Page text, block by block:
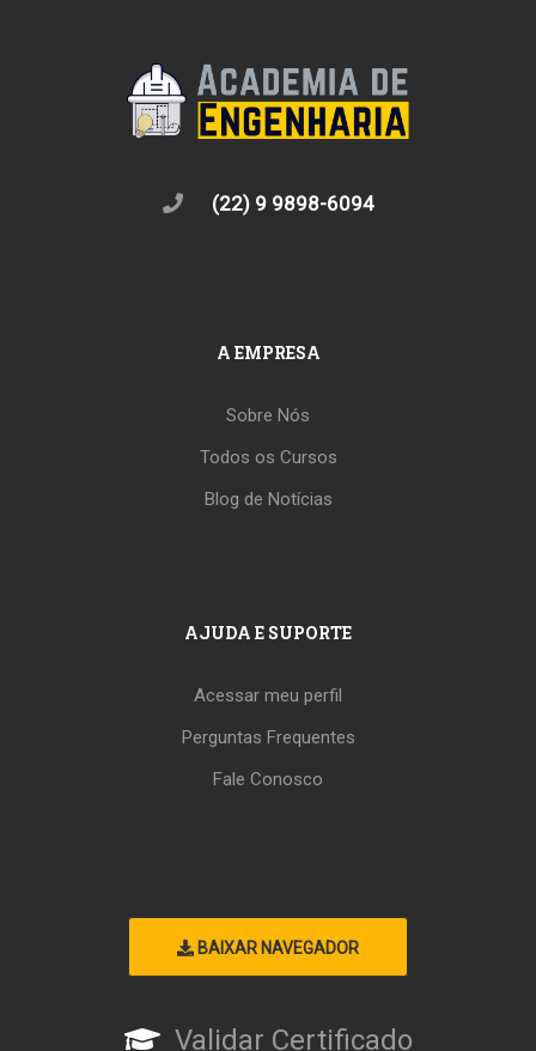
(22) 9 9898-6094
A EMPRESA
Sobre Nós
Todos os Cursos
Blog de Notícias
AJUDA E SUPORTE
Acessar meu perfil
Perguntas Frequentes
Fale Conosco
BAIXAR NAVEGADOR
Validar Certificado